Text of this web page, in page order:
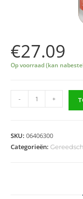
€27.09
Op voorraad (kan
- +
SKU:06406300
Categorieën: